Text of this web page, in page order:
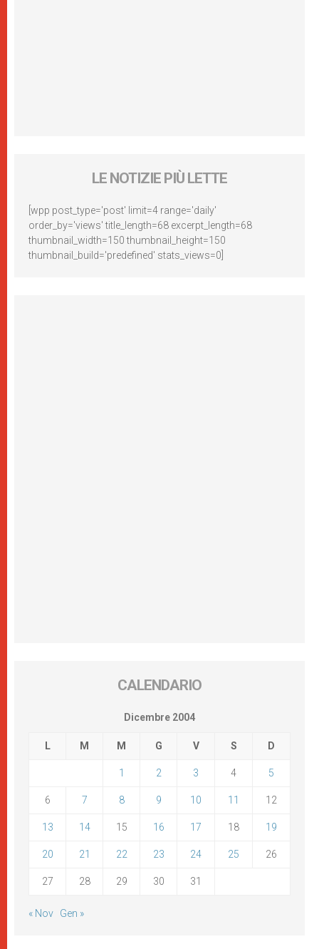
LE NOTIZIE PIÙ LETTE
[wpp post_type='post' limit=4 range='daily'
order_by='views' title_length=68 excerpt_length=68
thumbnail_width=150 thumbnail_height=150
thumbnail_build='predefined' stats_views=0]
CALENDARIO
Dicembre 2004
L M M G V S D
1 2 3 4 5
6 7 8 9 10 11 12
13 14 15 16 17 18 19
20 21 22 23 24 25 26
27 28 29 30 31
« Nov Gen »